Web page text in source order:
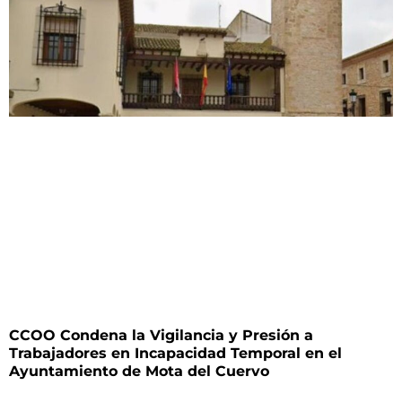
CCOO Condena la Vigilancia y Presión a
Trabajadores en Incapacidad Temporal en el
Ayuntamiento de Mota del Cuervo